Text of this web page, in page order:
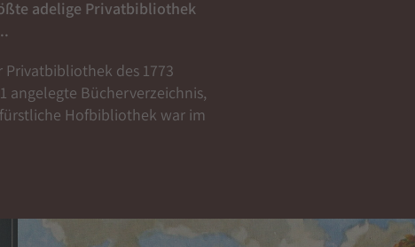
adelige Privatbibliothek
Privatbibliothek des 1773
angelegte Bücherverzeichnis,
Hofbibliothek war im